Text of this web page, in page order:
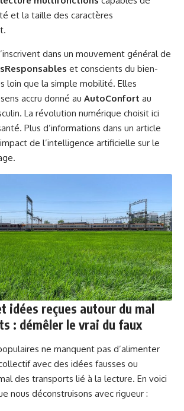
et la taille des caractères
dans un mouvement général de
et conscients du bien-
loin que la simple mobilité. Elles
accru donné au AutoConfort au
La révolution numérique choisit ici
Plus d’informations dans un article
de l’intelligence artificielle sur le
.
idées reçues autour du mal
: démêler le vrai du faux
ne manquent pas d’alimenter
avec des idées fausses ou
des transports lié à la lecture. En voici
nous déconstruisons avec rigueur :